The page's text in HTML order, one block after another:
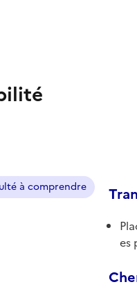
à comprendre
es